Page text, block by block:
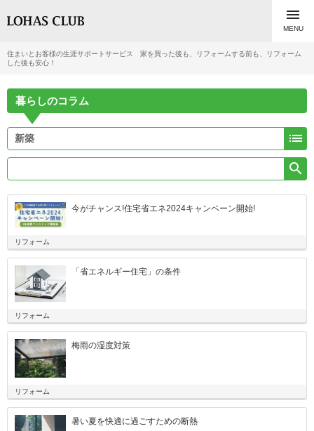

MENU
住まいとお客様の生涯サポートサービス 家を買った後も、リフォームする前も、リフォーム
した後も安心！
暮らしのコラム


今がチャンス!住宅省エネ2024キャンペーン開始!
リフォーム
「省エネルギー住宅」の条件
リフォーム
梅雨の湿度対策
リフォーム
暑い夏を快適に過ごすための断熱